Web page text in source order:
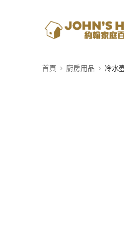
首頁 廚房用品 冷水